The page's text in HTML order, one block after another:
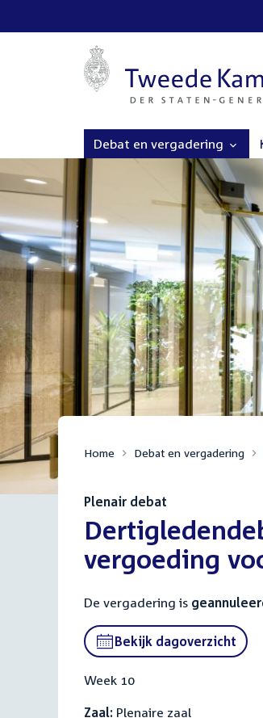
Debat en vergadering
Home Debat en vergadering
Plenair debat
:
vergoeding
De vergadering is
Bekijk dagoverzicht
Week 10
Zaal: Plenaire zaal